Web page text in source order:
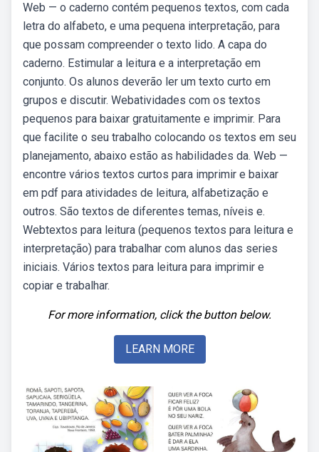
Web — o caderno contém pequenos textos, com cada
letra do alfabeto, e uma pequena interpretação, para
que possam compreender o texto lido. A capa do
caderno. Estimular a leitura e a interpretação em
conjunto. Os alunos deverão ler um texto curto em
grupos e discutir. Webatividades com os textos
pequenos para baixar gratuitamente e imprimir. Para
que facilite o seu trabalho colocando os textos em seu
planejamento, abaixo estão as habilidades da. Web —
encontre vários textos curtos para imprimir e baixar
em pdf para atividades de leitura, alfabetização e
outros. São textos de diferentes temas, níveis e.
Webtextos para leitura (pequenos textos para leitura e
interpretação) para trabalhar com alunos das series
iniciais. Vários textos para leitura para imprimir e
copiar e trabalhar.
For more information, click the button below.
LEARN MORE